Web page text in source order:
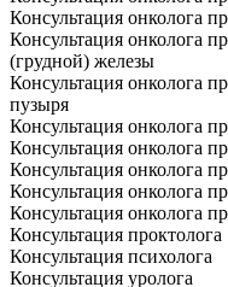
Консультация онколога
Консультация онколога
(грудной) железы
Консультация онколога
пузыря
Консультация онколога
Консультация онколога
Консультация онколога
Консультация онколога
Консультация онколога
Консультация проктолога
Консультация психолога
Консультация уролога